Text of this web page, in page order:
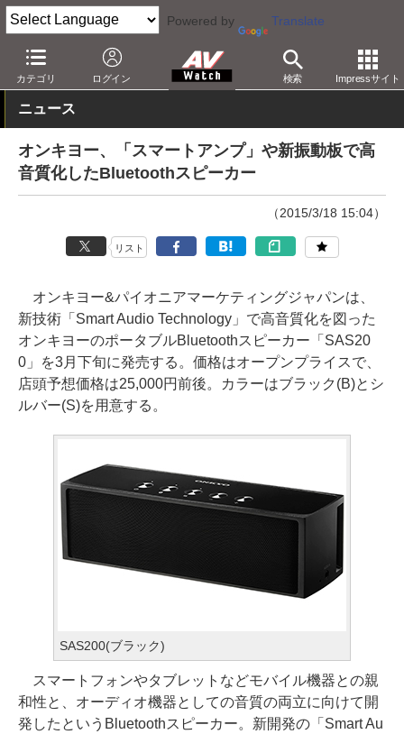
Powered by Translate
カテゴリ ログイン 検索 Impressサイト
AV Watch 製品 Bluetoothスピーカー
ニュース
オンキヨー、「スマートアンプ」や新振動板で高
音質化したBluetoothスピーカー
（2015/3/18 15:04）
リスト
オンキヨー&パイオニアマーケティングジャパンは、
新技術「Smart Audio Technology」で高音質化を図った
オンキヨーのポータブルBluetoothスピーカー「SAS20
0」を3月下旬に発売する。価格はオープンプライスで、
店頭予想価格は25,000円前後。カラーはブラック(B)とシ
ルバー(S)を用意する。
SAS200(ブラック)
スマートフォンやタブレットなどモバイル機器との親
和性と、オーディオ機器としての音質の両立に向けて開
発したというBluetoothスピーカー。新開発の「Smart Au